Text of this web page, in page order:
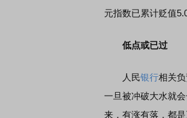
元指数已累计贬值
低点或已过
人民银行相关
一旦被冲破大水就
来，有涨有落，都是